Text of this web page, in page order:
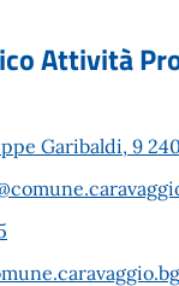
Attività
Garibaldi, 9